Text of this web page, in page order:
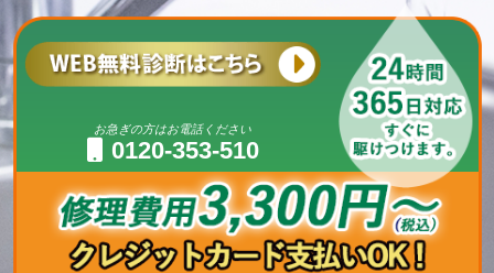
お急ぎの方はお電話ください
0120-353-510